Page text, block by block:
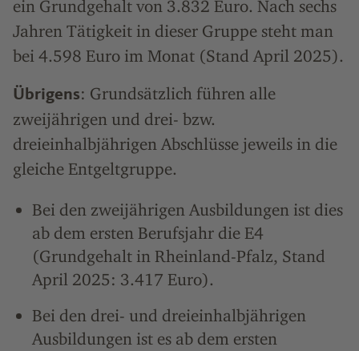
ein Grundgehalt von 3.832 Euro. Nach sechs
Jahren Tätigkeit in dieser Gruppe steht man
bei 4.598 Euro im Monat (Stand April 2025).
Übrigens: Grundsätzlich führen alle
zweijährigen und drei- bzw.
dreieinhalbjährigen Abschlüsse jeweils in die
gleiche Entgeltgruppe.
Bei den zweijährigen Ausbildungen ist dies
ab dem ersten Berufsjahr die E4
(Grundgehalt in Rheinland-Pfalz, Stand
April 2025: 3.417 Euro).
Bei den drei- und dreieinhalbjährigen
Ausbildungen ist es ab dem ersten